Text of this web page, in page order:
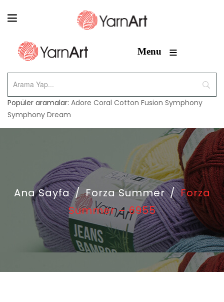
Menu ≡
Popüler aramalar: Adore Coral Cotton Fusion Symphony
Symphony Dream
Ana Sayfa / Forza Summer / Forza
Summer – 6955